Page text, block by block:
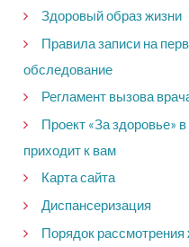
Здоровый образ жизни
Правила записи на
обследование
Регламент вызова
Проект «За здоровье»
приходит к вам
Карта сайта
Диспансеризация
Порядок